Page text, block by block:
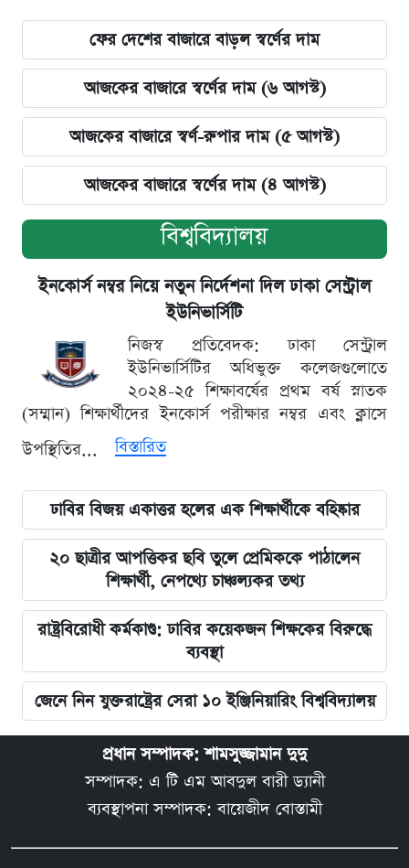
ফের দেশের বাজারে বাড়ল স্বর্ণের দাম
আজকের বাজারে স্বর্ণের দাম (৬ আগস্ট)
আজকের বাজারে স্বর্ণ-রুপার দাম (৫ আগস্ট)
আজকের বাজারে স্বর্ণের দাম (৪ আগস্ট)
বিশ্ববিদ্যালয়
ইনকোর্স নম্বর নিয়ে নতুন নির্দেশনা দিল ঢাকা সেন্ট্রাল
ইউনিভার্সিটি
নিজস্ব প্রতিবেদক: ঢাকা সেন্ট্রাল
ইউনিভার্সিটির অধিভুক্ত কলেজগুলোতে
২০২৪-২৫ শিক্ষাবর্ষের প্রথম বর্ষ স্নাতক
(সম্মান) শিক্ষার্থীদের ইনকোর্স পরীক্ষার নম্বর এবং ক্লাসে
উপস্থিতির...
বিস্তারিত
ঢাবির বিজয় একাত্তর হলের এক শিক্ষার্থীকে বহিষ্কার
২০ ছাত্রীর আপত্তিকর ছবি তুলে প্রেমিককে পাঠালেন
শিক্ষার্থী, নেপথ্যে চাঞ্চল্যকর তথ্য
রাষ্ট্রবিরোধী কর্মকাণ্ড: ঢাবির কয়েকজন শিক্ষকের বিরুদ্ধে
ব্যবস্থা
জেনে নিন যুক্তরাষ্ট্রের সেরা ১০ ইঞ্জিনিয়ারিং বিশ্ববিদ্যালয়
প্রধান সম্পাদক: শামসুজ্জামান দুদু
সম্পাদক: এ টি এম আবদুল বারী ড্যানী
ব্যবস্থাপনা সম্পাদক: বায়েজীদ বোস্তামী